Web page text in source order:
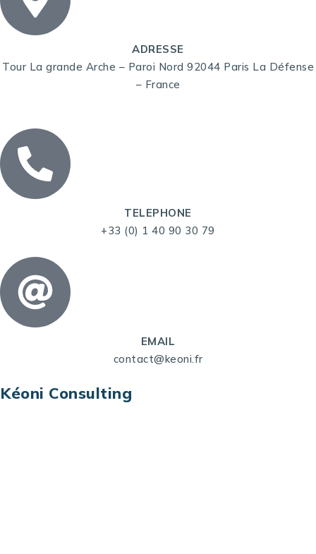
ADRESSE
Tour La grande Arche – Paroi Nord 92044 Paris La Défense
– France
TELEPHONE
+33 (0) 1 40 90 30 79
EMAIL
contact@keoni.fr
Kéoni Consulting